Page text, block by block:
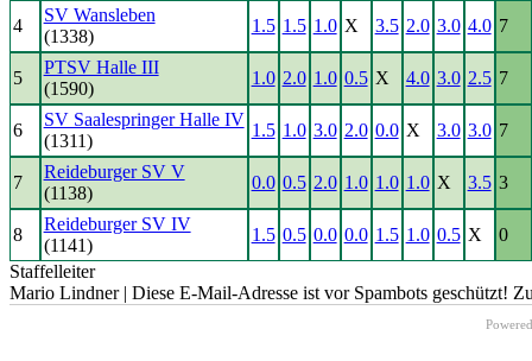
4
SV Wansleben
(1338)
1.5 1.5 1.0 X 3.5 2.0 3.0 4.0 7
5
PTSV Halle III
(1590)
1.0 2.0 1.0 0.5 X 4.0 3.0 2.5 7
6
SV Saalespringer Halle IV
(1311)
1.5 1.0 3.0 2.0 0.0 X 3.0 3.0 7
7
Reideburger SV V
(1138)
0.0 0.5 2.0 1.0 1.0 1.0 X 3.5 3
8
Reideburger SV IV
(1141)
1.5 0.5 0.0 0.0 1.5 1.0 0.5 X
0
Staffelleiter
Mario Lindner | Diese E-Mail-Adresse ist vor Spambots geschützt!